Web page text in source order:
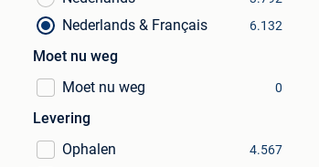
Nederlands & Français 6.132
Moet nu weg
Moet nu weg
0
Levering
Ophalen
4.567